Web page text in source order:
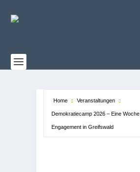
Home Veranstaltungen
Demokratiecamp 2026 – Eine Woche
Engagement in Greifswald